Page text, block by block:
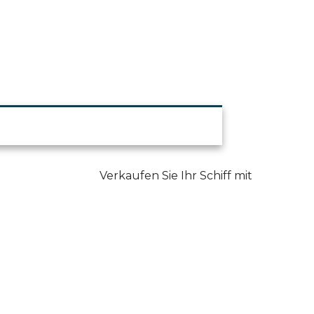
Verkaufen Sie Ihr Schiff mit